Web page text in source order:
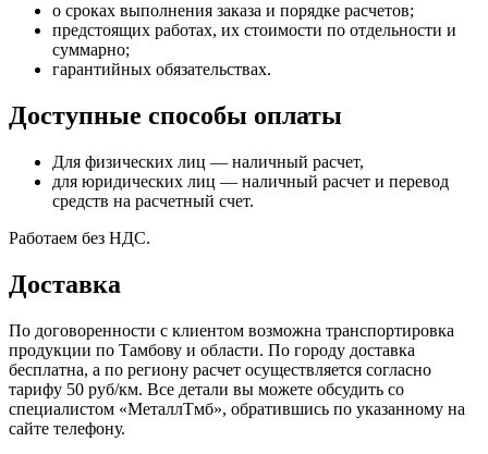
о сроках выполнения заказа и порядке расчетов;
предстоящих работах, их стоимости по отдельности и
суммарно;
гарантийных обязательствах.
Доступные способы оплаты
Для физических лиц — наличный расчет,
для юридических лиц — наличный расчет и перевод
средств на расчетный счет.
Работаем без НДС.
Доставка
По договоренности с клиентом возможна транспортировка
продукции по Тамбову и области. По городу доставка
бесплатна, а по региону расчет осуществляется согласно
тарифу 50 руб/км. Все детали вы можете обсудить со
специалистом «МеталлТмб», обратившись по указанному на
сайте телефону.